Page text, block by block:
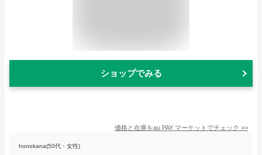
ショップでみる
価格と在庫をau PAY マーケット でチェック >>
honokana(50代・女性)